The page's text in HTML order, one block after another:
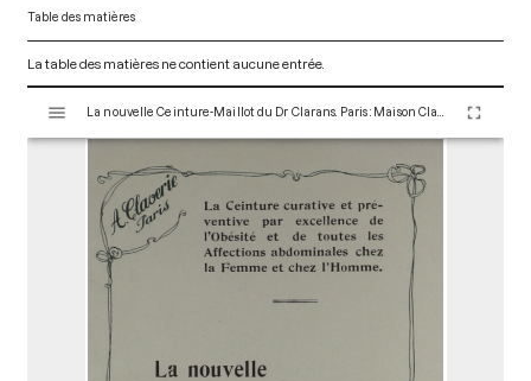
Table des matières
La table des matières ne contient aucune entrée.
s